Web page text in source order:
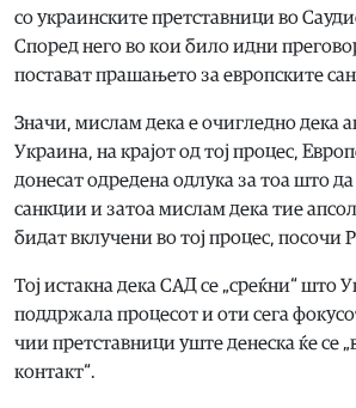
со украинските претставници во
Според него во кои било идни
постават прашањето за европските
Значи, мислам дека е очигледно дека
Украина, на крајот од тој процес,
донесат одредена одлука за тоа што
санкции и затоа мислам дека тие
бидат вклучени во тој процес, посочи
Тој истакна дека САД се „среќни“ што
поддржала процесот и оти сега
чии претставници уште денеска ќе се
контакт“.